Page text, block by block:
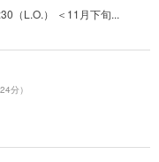
（L.O.） ＜11月下旬...
分）